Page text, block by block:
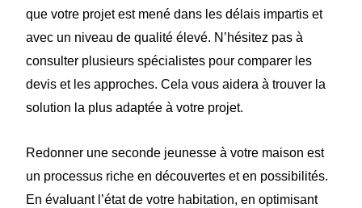
que votre projet est mené dans les délais impartis et
avec un niveau de qualité élevé. N’hésitez pas à
consulter plusieurs spécialistes pour comparer les
devis et les approches. Cela vous aidera à trouver la
solution la plus adaptée à votre projet.
Redonner une seconde jeunesse à votre maison est
un processus riche en découvertes et en possibilités.
En évaluant l’état de votre habitation, en optimisant